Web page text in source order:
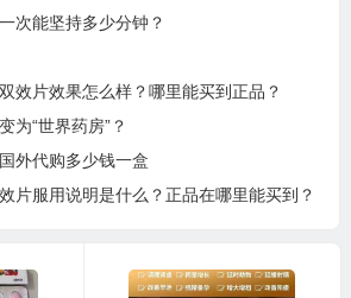
次能坚持多少分钟？
效片效果怎么样？哪里能买到正品？
为“世界药房”？
外代购多少钱一盒
片服用说明是什么？正品在哪里能买到？